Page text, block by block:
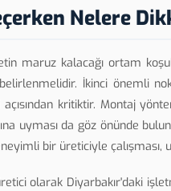
Nelere
maruz kalacağı ortam
İkinci önemli
kritiktir. Montaj
uyması da göz önünde
bir üreticiyle
olarak Diyarbakır'daki